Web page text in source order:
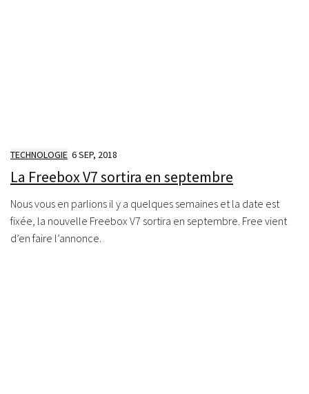
TECHNOLOGIE 6 SEP, 2018
La Freebox V7 sortira en septembre
Nous vous en parlions il y a quelques semaines et la date est
fixée, la nouvelle Freebox V7 sortira en septembre. Free vient
d’en faire l’annonce.